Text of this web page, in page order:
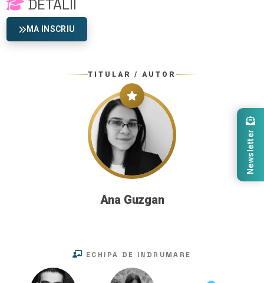
DETALII
MA INSCRIU
TITULAR / AUTOR
Ana Guzgan
ECHIPA DE INDRUMARE
Newsletter